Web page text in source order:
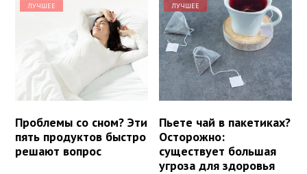
ЛУЧШЕЕ
Проблемы со сном? Эти
пять продуктов быстро
решают вопрос
ЛУЧШЕЕ
Пьете чай в пакетиках?
Осторожно:
существует большая
угроза для здоровья